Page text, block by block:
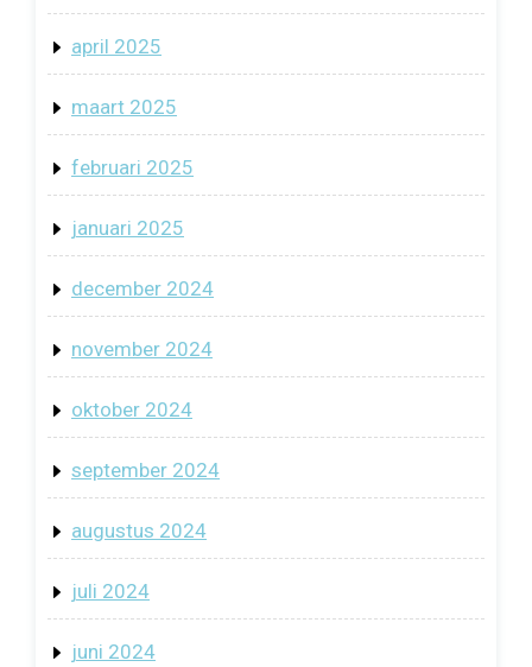
april 2025
maart 2025
februari 2025
januari 2025
december 2024
november 2024
oktober 2024
september 2024
augustus 2024
juli 2024
juni 2024